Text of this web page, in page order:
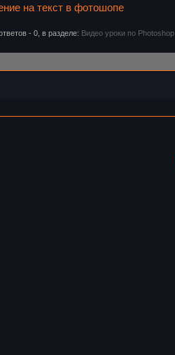
на текст в фотошопе
ответов - 0, в разделе: Видео уроки по Photoshop